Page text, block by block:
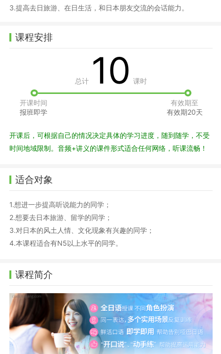
3.提高去日旅游、在日生活，和日本朋友交流的会话能力。
课程安排
总计 10 课时
开课时间
报班即学
有效期至
有效期20天
开课后，可根据自己的情况决定具体的学习进度，随到随学，不受
时间地域限制。音频+讲义的课件形式适合任何网络，听课流畅！
适合对象
1.想进一步提高听说能力的同学；
2.想要去日本旅游、留学的同学；
3.对日本的风土人情、文化现象有兴趣的同学；
4.本课程适合有N5以上水平的同学。
课程简介